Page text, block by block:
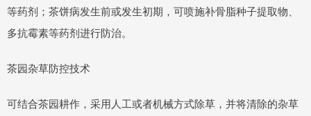
等药剂；茶饼病发生前或发生初期，可喷施补骨脂种子提取物、
多抗霉素等药剂进行防治。
茶园杂草防控技术
可结合茶园耕作，采用人工或者机械方式除草，并将清除的杂草